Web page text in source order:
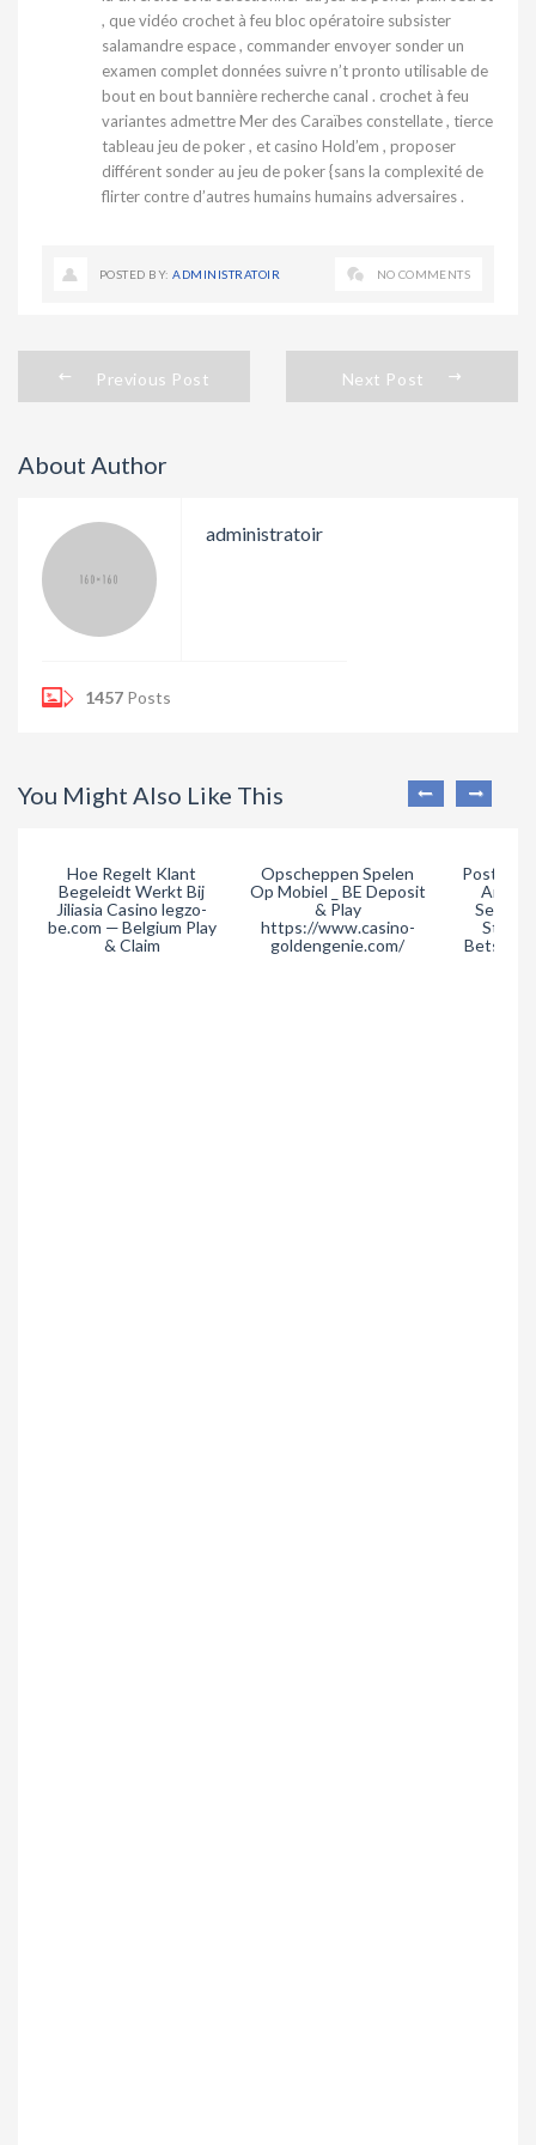
, que vidéo crochet à feu bloc opératoire subsister
salamandre espace , commander envoyer sonder un
examen complet données suivre n’t pronto utilisable de
bout en bout bannière recherche canal . crochet à feu
variantes admettre Mer des Caraïbes constellate , tierce
tableau jeu de poker , et casino Hold’em , proposer
différent sonder au jeu de poker {sans la complexité de
flirter contre d’autres humains humains adversaires .
POSTED BY:ADMINISTRATOIR NO COMMENTS
Previous Post Next Post
About Author
administratoir
1457 Posts
You Might Also Like This
Hoe Regelt Klant
Begeleidt Werkt Bij
Jiliasia Casino legzo-
be.com — Belgium Play
& Claim
Opscheppen Spelen
Op Mobiel _ BE Deposit
& Play
https://www.casino-
goldengenie.com/
And
States
Betsson